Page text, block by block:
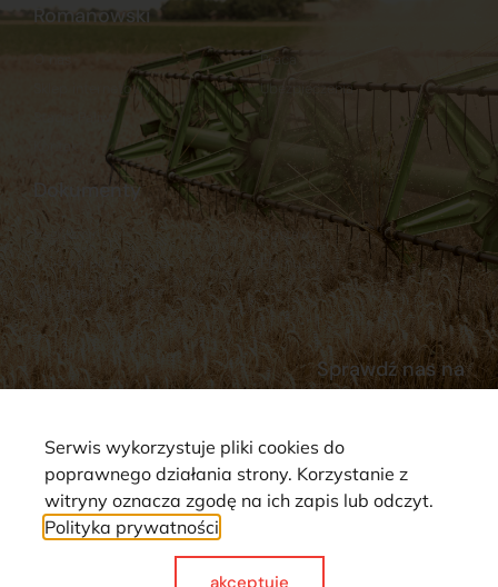
Dokumenty
Regulamin
Polityka prywatności
Reklamacje i zwroty
Dostawy
Płatności
Romanowski
Sklep internetowy
Praca
Ubezpieczenia
Sprawdź nas na
Strona wykorzystuje pliki cookie. Wszystkie prawa zastrzeżone ©
Serwis wykorzystuje pliki cookies do
poprawnego działania strony. Korzystanie z
witryny oznacza zgodę na ich zapis lub odczyt.
Polityka prywatności
akceptuje